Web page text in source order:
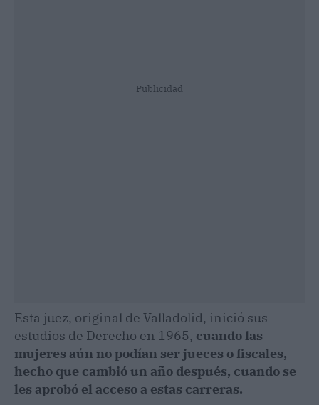
Publicidad
Esta juez, original de Valladolid, inició sus
estudios de Derecho en 1965, cuando las
mujeres aún no podían ser jueces o fiscales,
hecho que cambió un año después, cuando se
les aprobó el acceso a estas carreras.